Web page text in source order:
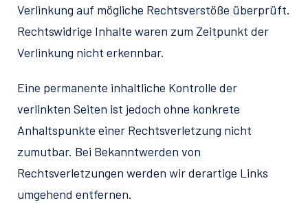
Verlinkung auf mögliche Rechtsverstöße überprüft.
Rechtswidrige Inhalte waren zum Zeitpunkt der
Verlinkung nicht erkennbar.
Eine permanente inhaltliche Kontrolle der
verlinkten Seiten ist jedoch ohne konkrete
Anhaltspunkte einer Rechtsverletzung nicht
zumutbar. Bei Bekanntwerden von
Rechtsverletzungen werden wir derartige Links
umgehend entfernen.